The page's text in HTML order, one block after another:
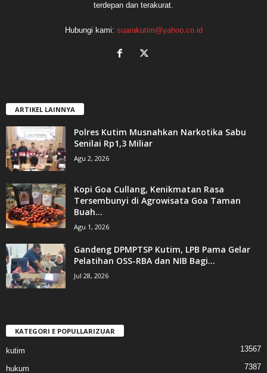
terdepan dan terakurat.
Hubungi kami: suarakutim@yahoo.co.id
ARTIKEL LAINNYA
Polres Kutim Musnahkan Narkotika Sabu
Senilai Rp1,3 Miliar
Agu 2, 2026
Kopi Goa Cullang, Kenikmatan Rasa
Tersembunyi di Agrowisata Goa Taman
Buah...
Agu 1, 2026
Gandeng DPMPTSP Kutim, LPB Pama Gelar
Pelatihan OSS-RBA dan NIB Bagi...
Jul 28, 2026
KATEGORI E POPULLARIZUAR
kutim 13567
hukum 7387